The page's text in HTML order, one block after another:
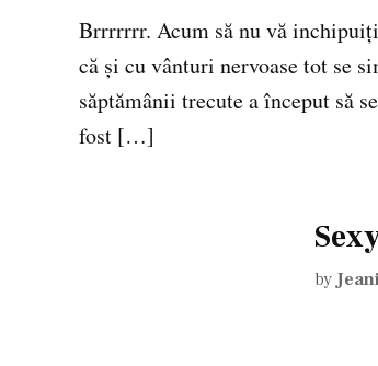
Brrrrrrr. Acum să nu vă
că şi cu vânturi nervoase tot se
săptămânii trecute a început să
fost […]
by